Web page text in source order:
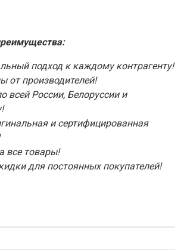
подход к каждому контрагенту!
от производителей!
всей России, Белоруссии и
и сертифицированная
все товары!
для постоянных покупателей!